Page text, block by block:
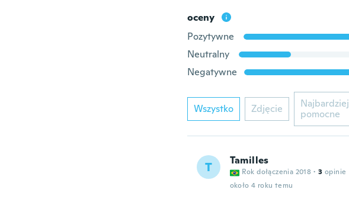
oceny
Pozytywne
Neutralny
Negatywne
Wszystko Zdjęcie
Najbardziej
pomocne
T Tamilles
Rok dołączenia 2018 · 3 opinie
około 4 roku temu